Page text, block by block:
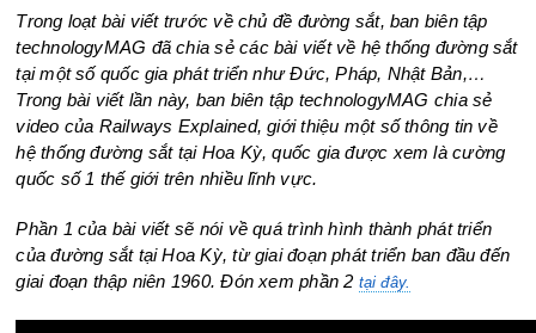
Trong loạt bài viết trước về chủ đề đường sắt, ban biên tập
technologyMAG đã chia sẻ các bài viết về hệ thống đường sắt
tại một số quốc gia phát triển như Đức, Pháp, Nhật Bản,…
Trong bài viết lần này, ban biên tập technologyMAG chia sẻ
video của Railways Explained, giới thiệu một số thông tin về
hệ thống đường sắt tại Hoa Kỳ, quốc gia được xem là cường
quốc số 1 thế giới trên nhiều lĩnh vực.
Phần 1 của bài viết sẽ nói về quá trình hình thành phát triển
của đường sắt tại Hoa Kỳ, từ giai đoạn phát triển ban đầu đến
giai đoạn thập niên 1960. Đón xem phần 2 tại đây.